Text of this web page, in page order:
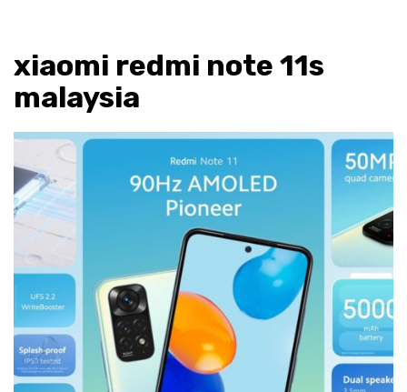
xiaomi redmi note 11s
malaysia